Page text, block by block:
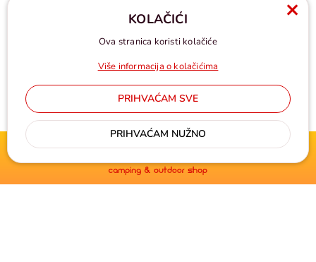
Cijene u eurima, pdv uključen
KOLAČIĆI
Ova stranica koristi kolačiće
Više informacija o kolačićima
PRIHVAĆAM SVE
PRIHVAĆAM NUŽNO